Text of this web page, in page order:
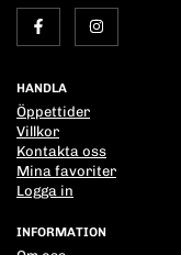
HANDLA
Öppettider
Villkor
Kontakta oss
Mina favoriter
Logga in
INFORMATION